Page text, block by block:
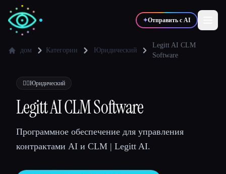
✦Отправить с AI
💻Разработчики 📈Маркетологи
🎓Студенты 🎬Креаторы
дом Категории Юридический
Legitt AI CLM
Software
👩‍⚖️Юридический
Legitt AI CLM Software
Программное обеспечение для управления
контрактами AI и CLM | Legitt AI.